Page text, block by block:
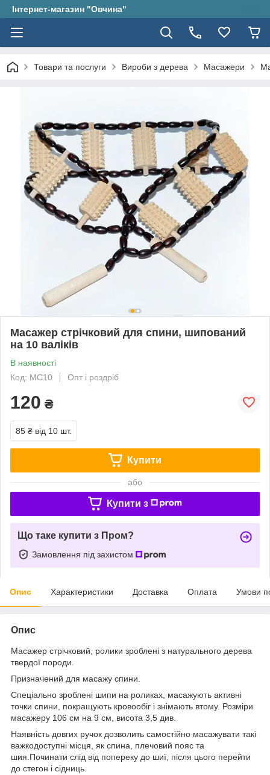
Інтернет-магазин "Овчина"
Товари та послуги Вироби з дерева Масажери
Масажер стрічковий для спини, шипований
на 10 валіків
В наявності
Код: МС10
Опт і роздріб
120 ₴
85 ₴ від 10 шт.
Купити
або
Купити з
Що таке купити з Пром?
Замовлення під захистом
Опис Характеристики Доставка Оплата Умови
Опис
Масажер стрічковий, ролики зроблені з натурального дерева
твердої породи.
Призначений для масажу спини.
Спеціально зроблені шипи на роликах, масажують активні
точки спини, покращують кровообіг і знімають втому. Розміри
масажеру 106 см на 9 см, висота 3,5 див.
Наявність довгих ручок дозволить самостійно масажувати такі
важкодоступні місця, як спина, плечовий пояс та
шия.Починати слід від попереку до шиї, після цього перейти
до стегон і сідниць.